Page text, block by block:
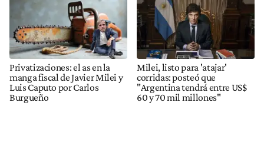
Privatizaciones: el as en la
manga fiscal de Javier Milei y
Luis Caputo por Carlos
Burgueño
Milei, listo para 'atajar'
corridas: posteó que
"Argentina tendrá entre US$
60 y 70 mil millones"